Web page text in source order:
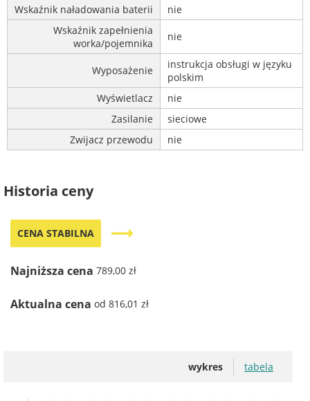
Wskaźnik naładowania baterii
nie
Wskaźnik zapełnienia
worka/pojemnika
nie
Wyposażenie
instrukcja obsługi w języku
polskim
Wyświetlacz
nie
Zasilanie
sieciowe
Zwijacz przewodu
nie
Historia ceny
CENA STABILNA trending_flat
Najniższa cena 789,00 zł
Aktualna cena od 816,01 zł
wykres tabela